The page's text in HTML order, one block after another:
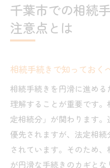
千葉県千葉市での不
不動産相続登記の
登記申請時に必
不動産相続にお
相続登記が完了
司法書士のアド
千葉市の相続税申告
ール
千葉市での相続
注意点とは
相続手続きで知っておく
相続手続きを円滑に進め
理解することが重要です
定相続分」が関わります
優先されますが、法定相
されています。そのため
が円滑な手続きのカギと